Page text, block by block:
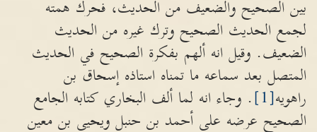
بين الصحيح والضعيف من الحديث، فحرك همته
لجمع الحديث الصحيح وترك غيره من الحديث
الضعيف. وقيل انه ألهم بفكرة الصحيح في الحديث
المتصل بعد سماعه ما تمناه استاذه إسحاق بن
راهويه[1]
. وجاء انه لما ألف البخاري كتابه الجامع
الصحيح عرضه على أحمد بن حنبل ويحيى بن معين